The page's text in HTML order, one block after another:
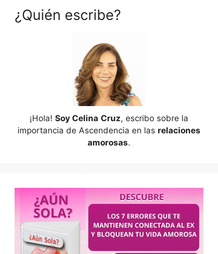
¿Quién escribe?
¡Hola! Soy Celina Cruz, escribo sobre la
importancia de Ascendencia en las relaciones
amorosas.